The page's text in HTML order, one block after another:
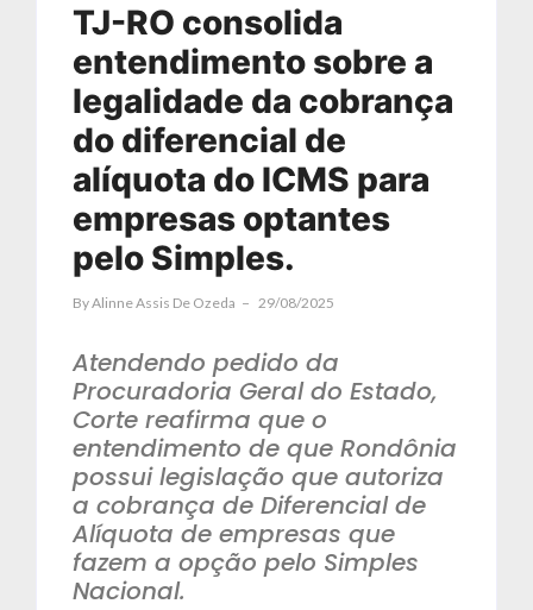
TJ-RO consolida
entendimento sobre a
legalidade da cobrança
do diferencial de
alíquota do ICMS para
empresas optantes
pelo Simples.
ByAlinne Assis De Ozeda 29/08/2025
Atendendo pedido da
Procuradoria Geral do Estado,
Corte reafirma que o
entendimento de que Rondônia
possui legislação que autoriza
a cobrança de Diferencial de
Alíquota de empresas que
fazem a opção pelo Simples
Nacional.